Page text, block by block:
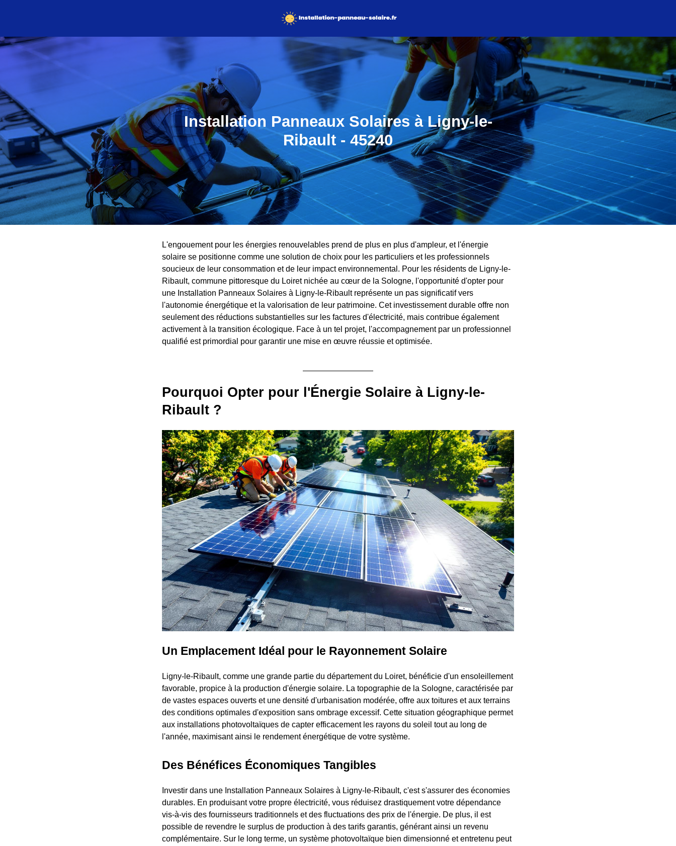
Installation Panneaux Solaires à Ligny-le-
Ribault - 45240
L'engouement pour les énergies renouvelables prend de plus en plus d'ampleur, et l'énergie
solaire se positionne comme une solution de choix pour les particuliers et les professionnels
soucieux de leur consommation et de leur impact environnemental. Pour les résidents de Ligny-le-
Ribault, commune pittoresque du Loiret nichée au cœur de la Sologne, l'opportunité d'opter pour
une Installation Panneaux Solaires à Ligny-le-Ribault représente un pas significatif vers
l'autonomie énergétique et la valorisation de leur patrimoine. Cet investissement durable offre non
seulement des réductions substantielles sur les factures d'électricité, mais contribue également
activement à la transition écologique. Face à un tel projet, l'accompagnement par un professionnel
qualifié est primordial pour garantir une mise en œuvre réussie et optimisée.
Pourquoi Opter pour l'Énergie Solaire à Ligny-le-
Ribault ?
Un Emplacement Idéal pour le Rayonnement Solaire
Ligny-le-Ribault, comme une grande partie du département du Loiret, bénéficie d'un ensoleillement
favorable, propice à la production d'énergie solaire. La topographie de la Sologne, caractérisée par
de vastes espaces ouverts et une densité d'urbanisation modérée, offre aux toitures et aux terrains
des conditions optimales d'exposition sans ombrage excessif. Cette situation géographique permet
aux installations photovoltaïques de capter efficacement les rayons du soleil tout au long de
l'année, maximisant ainsi le rendement énergétique de votre système.
Des Bénéfices Économiques Tangibles
Investir dans une Installation Panneaux Solaires à Ligny-le-Ribault, c'est s'assurer des économies
durables. En produisant votre propre électricité, vous réduisez drastiquement votre dépendance
vis-à-vis des fournisseurs traditionnels et des fluctuations des prix de l'énergie. De plus, il est
possible de revendre le surplus de production à des tarifs garantis, générant ainsi un revenu
complémentaire. Sur le long terme, un système photovoltaïque bien dimensionné et entretenu peut